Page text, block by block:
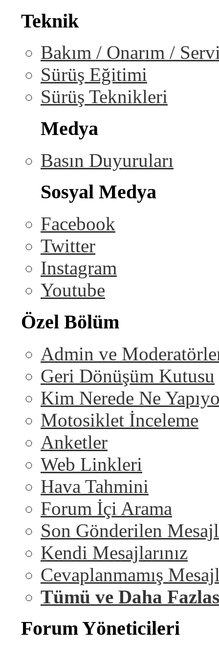
Teknik
Bakım / Onarım /
Sürüş Eğitimi
Sürüş Teknikleri
Medya
Basın Duyuruları
Sosyal Medya
Facebook
Twitter
Instagram
Youtube
Özel Bölüm
Admin ve
Geri Dönüşüm Kutusu
Kim Nerede Ne
Motosiklet İnceleme
Anketler
Web Linkleri
Hava Tahmini
Forum İçi Arama
Son Gönderilen
Kendi Mesajlarınız
Cevaplanmamış
Tümü ve Daha
Forum Yöneticileri